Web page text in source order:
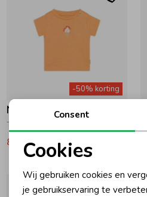
-50% korting
Noppies
T-shirt Peach Cobbler
8,75 17,50
Noodzakelijke cookies
Personalisatie cookies
Consent
Cookies
Wij gebruiken cookies en
je gebruikservaring te